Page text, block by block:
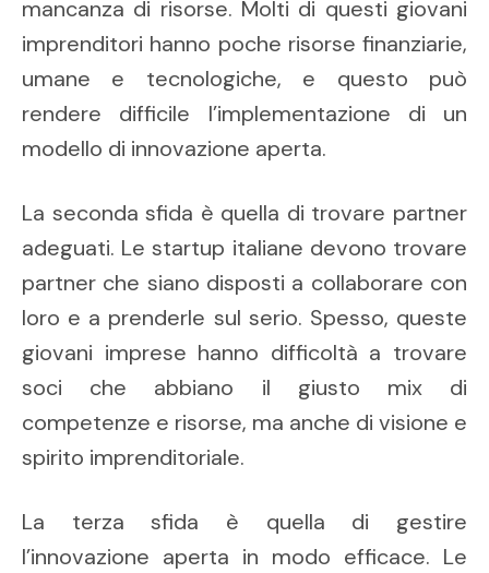
mancanza di risorse. Molti di questi giovani
imprenditori hanno poche risorse finanziarie,
umane e tecnologiche, e questo può
rendere difficile l’implementazione di un
modello di innovazione aperta.
La seconda sfida è quella di trovare partner
adeguati. Le startup italiane devono trovare
partner che siano disposti a collaborare con
loro e a prenderle sul serio. Spesso, queste
giovani imprese hanno difficoltà a trovare
soci che abbiano il giusto mix di
competenze e risorse, ma anche di visione e
spirito imprenditoriale.
La terza sfida è quella di gestire
l’innovazione aperta in modo efficace. Le